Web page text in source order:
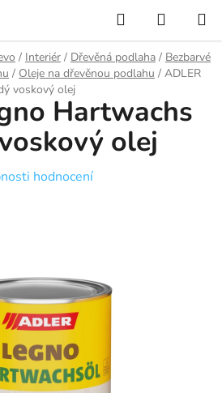
Hledat
KOŠÍK
/ Interiér / Dřevěná podlaha / Bezbarvé
/ Oleje na dřevěnou podlahu / ADLER
voskový olej
Hartwachs
olej
hodnocení